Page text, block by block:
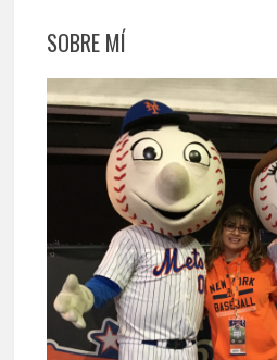
SOBRE MÍ